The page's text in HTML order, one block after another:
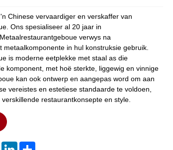
Chinese vervaardiger en verskaffer van
Ons spesialiseer al 20 jaar in
verwys na
metaalkomponente in hul konstruksie gebruik.
is moderne eetplekke met staal as die
komponent, met hoë sterkte, liggewig en vinnige
kan ook ontwerp en aangepas word om aan
vereistes en estetiese standaarde te voldoen,
restaurantkonsepte en style.
LinkedInShare